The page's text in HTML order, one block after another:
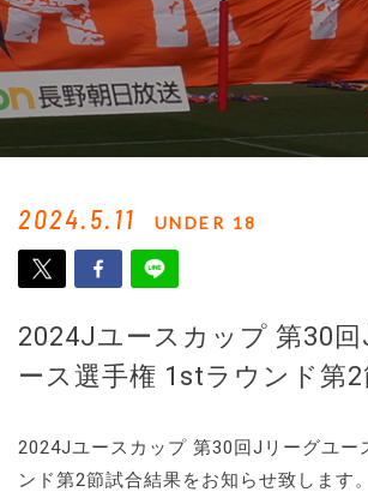
2024.5.11 UNDER 18
2024Jユースカップ 第30
ース選手権 1stラウンド第2
2024Jユースカップ 第30回Jリーグユー
ンド第2節試合結果をお知らせ致します。